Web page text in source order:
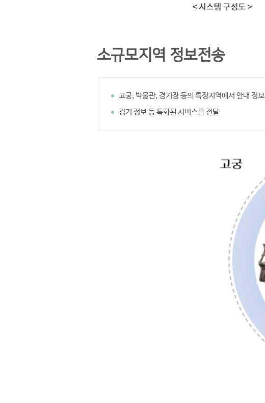
소규모지역 정보전송
고궁, 박물관, 경기장 등의 특정지역에서 안내 정보
경기 정보 등 특화된 서비스를 전달